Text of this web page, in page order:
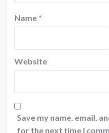
Name *
Website
Save my name, email,
for the next time I